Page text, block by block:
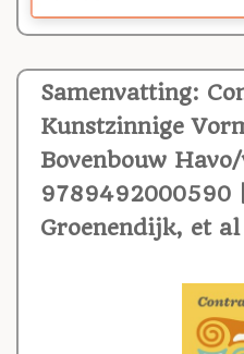
Samenvatting:
Kunstzinnige
Bovenbouw Havo/
9789492000590
Groenendijk, et al